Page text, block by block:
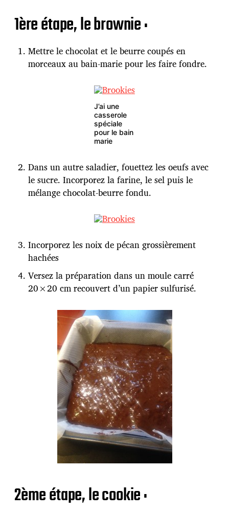
1ère étape, le brownie :
Mettre le chocolat et le beurre coupés en
morceaux au bain-marie pour les faire fondre.
J’ai une
casserole
spéciale
pour le bain
marie
Dans un autre saladier, fouettez les oeufs avec
le sucre. Incorporez la farine, le sel puis le
mélange chocolat-beurre fondu.
Incorporez les noix de pécan grossièrement
hachées
Versez la préparation dans un moule carré
20×20 cm recouvert d’un papier sulfurisé.
2ème étape, le cookie :